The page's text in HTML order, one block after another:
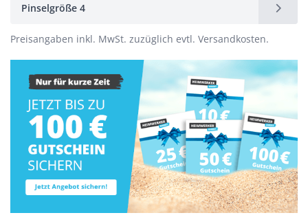
Pinselgröße 4
Preisangaben inkl. MwSt. zuzüglich evtl. Versandkosten.